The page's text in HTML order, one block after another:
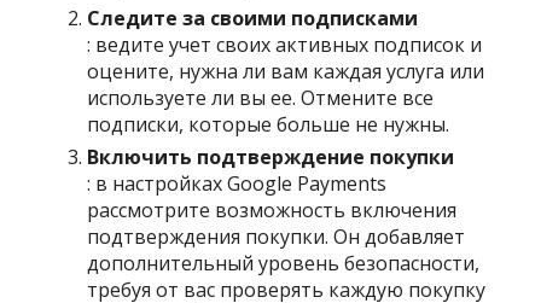
Следите за своими подписками
: ведите учет своих активных подписок и
оцените, нужна ли вам каждая услуга или
используете ли вы ее. Отмените все
подписки, которые больше не нужны.
Включить подтверждение покупки
: в настройках Google Payments
рассмотрите возможность включения
подтверждения покупки. Он добавляет
дополнительный уровень безопасности,
требуя от вас проверять каждую покупку